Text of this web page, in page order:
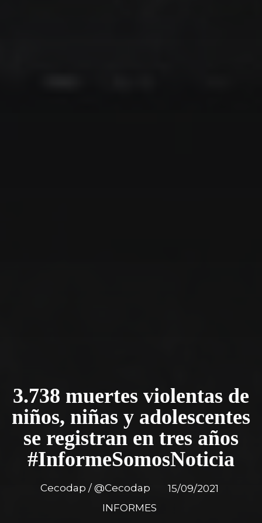
3.738 muertes violentas de
niños, niñas y adolescentes
se registran en tres años
#InformeSomosNoticia
Cecodap / @Cecodap
15/09/2021
INFORMES